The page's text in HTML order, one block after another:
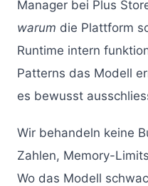
Manager bei Plus
warum die Plattform
Runtime intern
Patterns das Modell
es bewusst
Wir behandeln keine
Zahlen, Memory-
Wo das Modell